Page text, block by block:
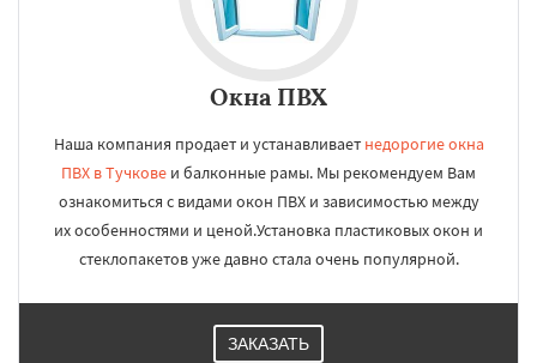
Окна ПВХ
Наша компания продает и устанавливает недорогие окна
ПВХ в Тучкове и балконные рамы. Мы рекомендуем Вам
ознакомиться с видами окон ПВХ и зависимостью между
их особенностями и ценой.Установка пластиковых окон и
стеклопакетов уже давно стала очень популярной.
ЗАКАЗАТЬ